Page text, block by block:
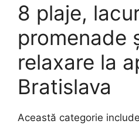
8 plaje,
promenade
relaxare la
Bratislava
Această categorie